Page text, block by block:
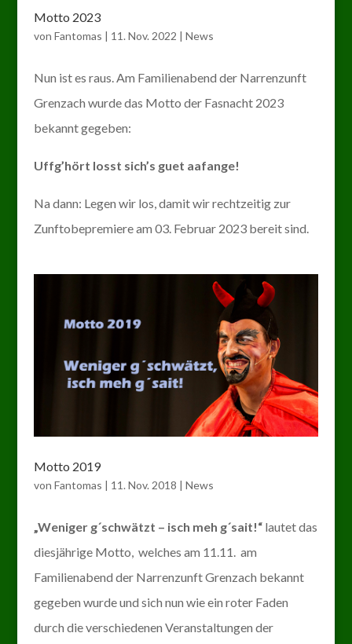
Motto 2023
von Fantomas | 11. Nov. 2022 | News
Nun ist es raus. Am Familienabend der Narrenzunft
Grenzach wurde das Motto der Fasnacht 2023
bekannt gegeben:
Uffg’hört losst sich’s guet aafange!
Na dann: Legen wir los, damit wir rechtzeitig zur
Zunftobepremiere am 03. Februar 2023 bereit sind.
Motto 2019
von Fantomas | 11. Nov. 2018 | News
„Weniger g´schwätzt – isch meh g´sait!“lautet das
diesjährige Motto, welches am 11.11. am
Familienabend der Narrenzunft Grenzach bekannt
gegeben wurde und sich nun wie ein roter Faden
durch die verschiedenen Veranstaltungen der